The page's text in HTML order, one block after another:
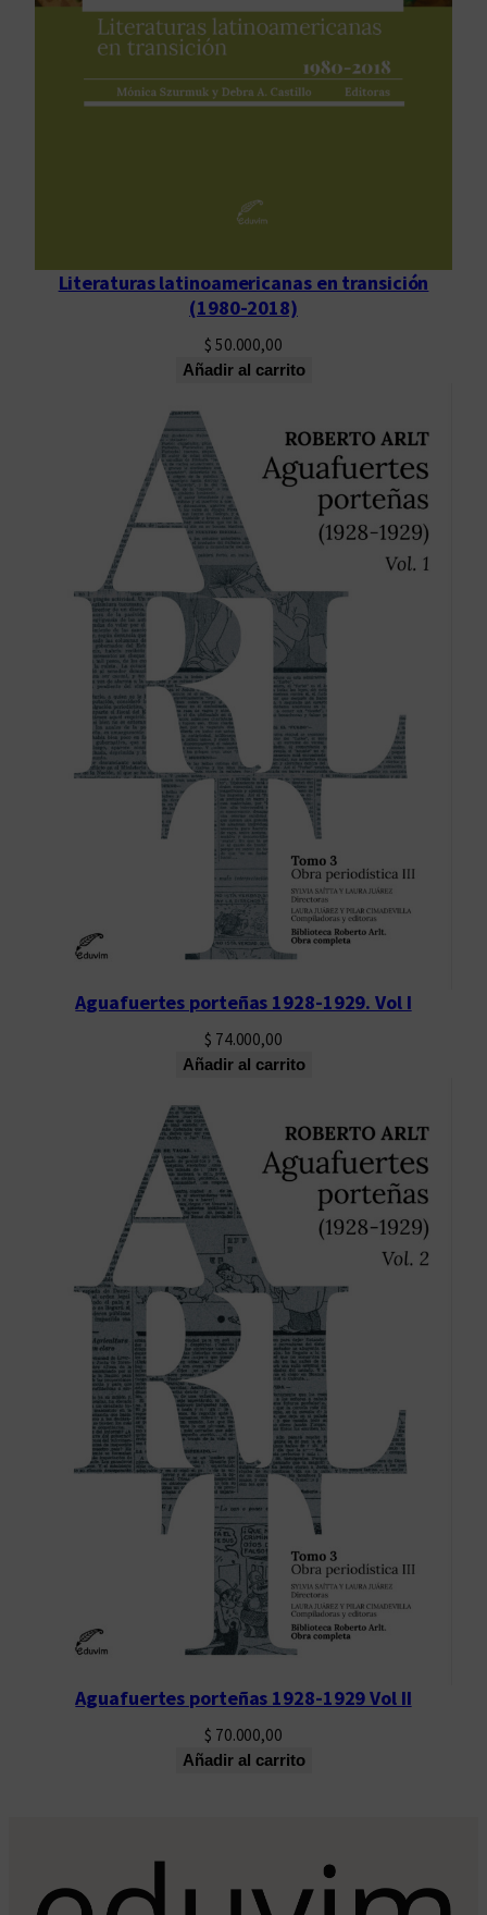
Literaturas latinoamericanas en transición
(1980-2018)
$ 50.000,00
Añadir al carrito
Aguafuertes porteñas 1928-1929. Vol I
$ 74.000,00
Añadir al carrito
Aguafuertes porteñas 1928-1929 Vol II
$ 70.000,00
Añadir al carrito